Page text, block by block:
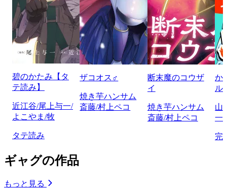
碧のかたみ【タ
テ読み】
近江谷/尾上与一/
よこやま/牧
タテ読み
ザコオス♂
焼き芋ハンサム
斎藤/村上ペコ
断末魔のコウザ
イ
焼き芋ハンサム
斎藤/村上ペコ
か
ル
山
一/
完
ギャグの作品
もっと見る